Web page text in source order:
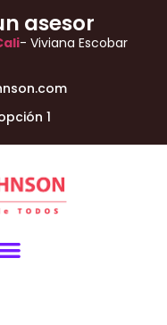
asesor
- Viviana Escobar
1